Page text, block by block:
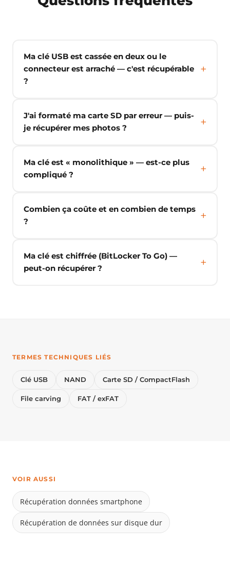
Ma clé USB est cassée en deux ou le
connecteur est arraché — c'est récupérable
?
J'ai formaté ma carte SD par erreur — puis-
je récupérer mes photos ?
Ma clé est « monolithique » — est-ce plus
compliqué ?
Combien ça coûte et en combien de temps
?
Ma clé est chiffrée (BitLocker To Go) —
peut-on récupérer ?
TERMES TECHNIQUES LIÉS
Clé USB NAND Carte SD / CompactFlash
File carving FAT / exFAT
VOIR AUSSI
Récupération données smartphone
Récupération de données sur disque dur